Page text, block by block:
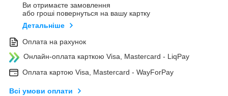
Ви отримаєте замовлення
або гроші повернуться на вашу картку
Детальніше
Оплата на рахунок
Онлайн-оплата карткою Visa, Mastercard - LiqPay
Оплата картою Visa, Mastercard - WayForPay
Всі умови оплати